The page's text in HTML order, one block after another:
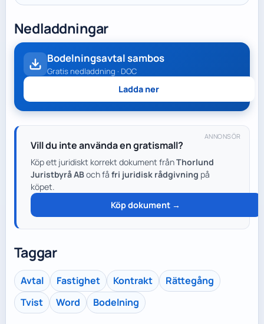
Nedladdningar
Bodelningsavtal sambos
Gratis nedladdning · DOC
Ladda ner
ANNONSÖR
Vill du inte använda en gratismall?
Köp ett juridiskt korrekt dokument frånThorlund
Juristbyrå ABoch få fri juridisk rådgivning på
köpet.
Köp dokument →
Taggar
Avtal Fastighet Kontrakt
Rättegång
Tvist
Word Bodelning